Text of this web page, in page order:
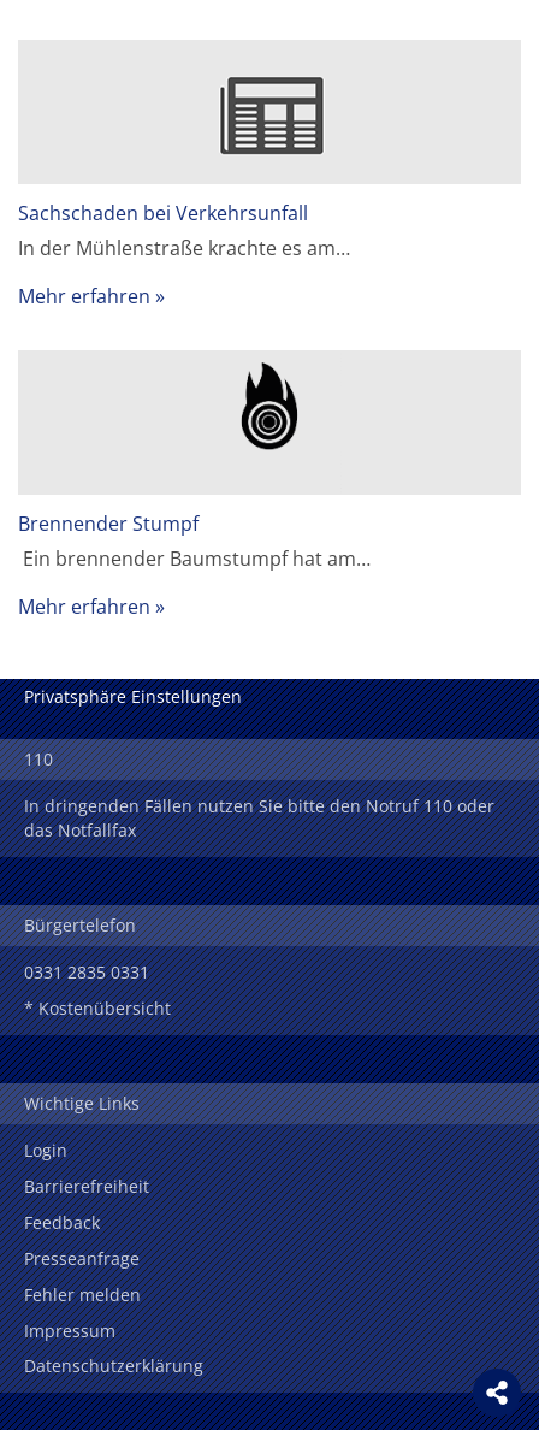
Sachschaden bei Verkehrsunfall
In der Mühlenstraße krachte es am…
Mehr erfahren
Brennender Stumpf
Ein brennender Baumstumpf hat am…
Mehr erfahren
Privatsphäre Einstellungen
110
In dringenden Fällen nutzen Sie bitte den Notruf 110 oder
das Notfallfax
Bürgertelefon
0331 2835 0331
* Kostenübersicht
Wichtige Links
Login
Barrierefreiheit
Feedback
Presseanfrage
Fehler melden
Impressum
Datenschutzerklärung